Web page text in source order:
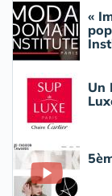
«
Un